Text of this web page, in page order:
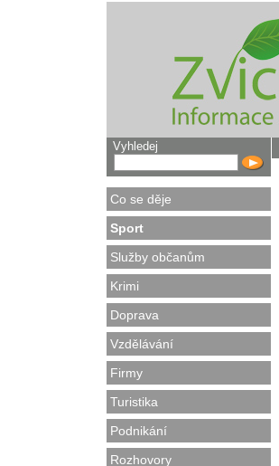
Vyhledej
Co se děje
Sport
Služby občanům
Krimi
Doprava
Vzdělávání
Firmy
Turistika
Podnikání
Rozhovory